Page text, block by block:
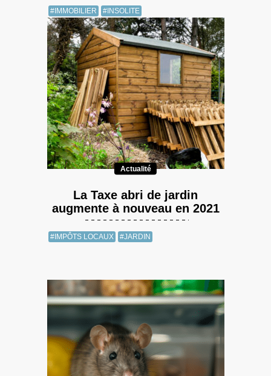
#IMMOBILIER #INSOLITE
Actualité
La Taxe abri de jardin
augmente à nouveau en 2021
#IMPÔTS LOCAUX #JARDIN